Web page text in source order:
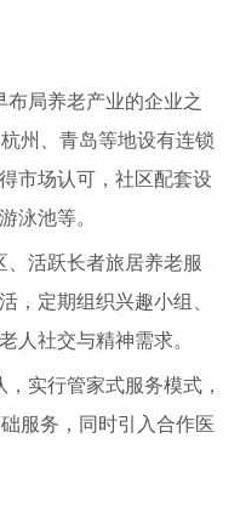
局养老产业的企业之
州、青岛等地设有连锁
市场认可，社区配套设
泳池等。
活跃长者旅居养老服
，定期组织兴趣小组、
人社交与精神需求。
实行管家式服务模式，
服务，同时引入合作医